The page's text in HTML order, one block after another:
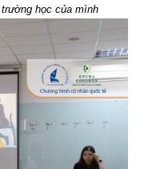
học của mình